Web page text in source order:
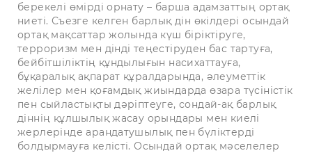
берекелі өмірді орнату – барша адамзаттың ортақ
ниеті. Съезге келген барлық дін өкілдері осындай
ортақ мақсаттар жолында күш біріктіруге,
терроризм мен дінді теңестіруден бас тартуға,
бейбітшіліктің құндылығын насихаттауға,
бұқаралық ақпарат құралдарында, әлеуметтік
желілер мен қоғамдық жиындарда өзара түсіністік
пен сыйластықты дәріптеуге, сондай-ақ барлық
діннің құлшылық жасау орындары мен киелі
жерлерінде арандатушылық пен бүліктерді
болдырмауға келісті. Осындай ортақ мәселелер